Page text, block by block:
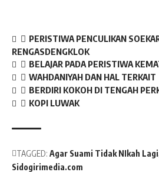
PERISTIWA PENCULIKAN
RENGASDENGKLOK
BELAJAR PADA PERISTIWA
WAHDANIYAH DAN HAL TERKAIT
BERDIRI KOKOH DI TENGAH
KOPI LUWAK
TAGGED: Agar Suami Tidak NIkah Lagi
Sidogirimedia.com